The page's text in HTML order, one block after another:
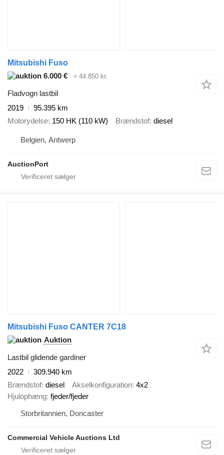
Mitsubishi Fuso
6.000 €
≈ 44.850 kr.
Fladvogn lastbil
2019
95.395 km
Motorydelse 150 HK (110 kW) Brændstof diesel
Belgien, Antwerp
AuctionPort
Mitsubishi Fuso CANTER 7C18
Auktion
Lastbil glidende gardiner
2022
309.940 km
Brændstof diesel Akselkonfiguration 4x2
Hjulophæng fjeder/fjeder
Storbritannien, Doncaster
Commercial Vehicle Auctions Ltd